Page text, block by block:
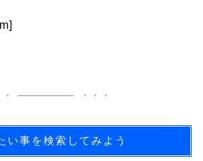
い事を検索してみよう